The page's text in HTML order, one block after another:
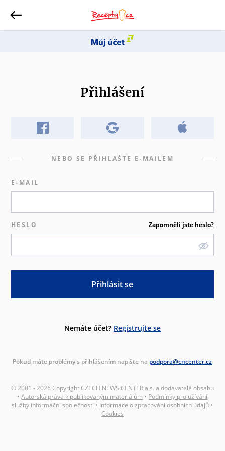
Přihlášení
NEBO SE PŘIHLAŠTE E-MAILEM
E-MAIL
HESLO Zapomněli jste heslo?
Přihlásit se
Nemáte účet? Registrujte se
Pokud máte problémy s přihlášením napište na podpora@cncenter.cz
© 2001 - 2026 Copyright CZECH NEWS CENTER a.s. a dodavatelé obsahu
•Autorská práva k publikovaným materiálům • Podmínky pro užívání
služby informační společnosti • Informace o zpracování osobních údajů •
Cookies